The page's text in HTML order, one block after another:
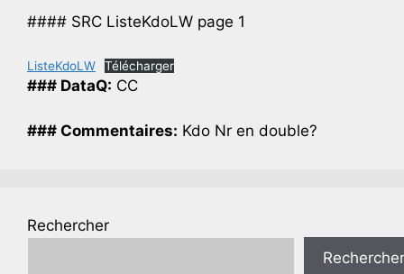
#### SRC ListeKdoLW page 1
ListeKdoLW Télécharger
### DataQ: CC
### Commentaires: Kdo Nr en double?
Rechercher
Rechercher